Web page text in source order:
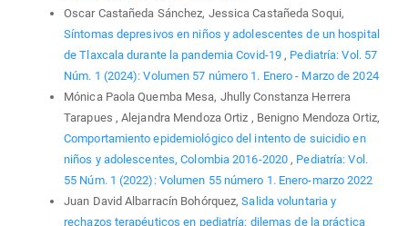
Oscar Castañeda Sánchez, Jessica Castañeda Soqui,
Síntomas depresivos en niños y adolescentes de un hospital
de Tlaxcala durante la pandemia Covid-19 , Pediatría: Vol. 57
Núm. 1 (2024): Volumen 57 número 1. Enero - Marzo de 2024
Mónica Paola Quemba Mesa, Jhully Constanza Herrera
Tarapues , Alejandra Mendoza Ortiz , Benigno Mendoza Ortiz,
Comportamiento epidemiológico del intento de suicidio en
niños y adolescentes, Colombia 2016-2020 , Pediatría: Vol.
55 Núm. 1 (2022): Volumen 55 número 1. Enero-marzo 2022
Juan David Albarracín Bohórquez,Salida voluntaria y
rechazos terapéuticos en pediatría: dilemas de la práctica